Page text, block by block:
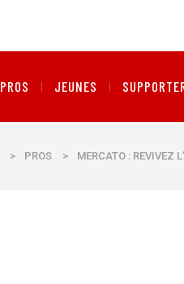
PROS JEUNES
> PROS > MERCATO : REVIVEZ